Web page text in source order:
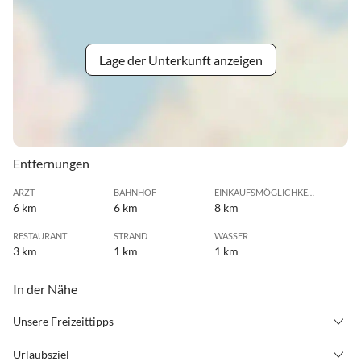
Lage der Unterkunft anzeigen
Entfernungen
ARZT
6 km
BAHNHOF
6 km
EINKAUFSMÖGLICHKEIT
8 km
RESTAURANT
3 km
STRAND
1 km
WASSER
1 km
In der Nähe
Unsere Freizeittipps
Urlaubsziel